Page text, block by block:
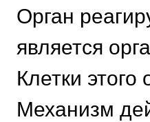
Орган
является
Клетки
Механизм